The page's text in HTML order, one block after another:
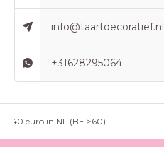
info@taartdecoratief.nl
+31628295064
>40 euro in NL (BE >60)